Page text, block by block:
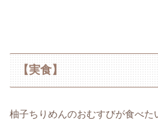
【実食】
柚子ちりめんのおむすびが食べた